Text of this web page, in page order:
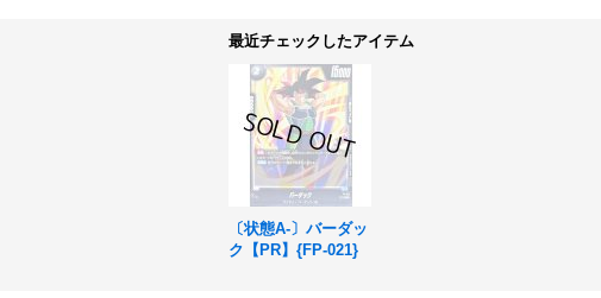
最近チェックしたアイテム
〔状態A-〕バーダッ
ク【PR】{FP-021}